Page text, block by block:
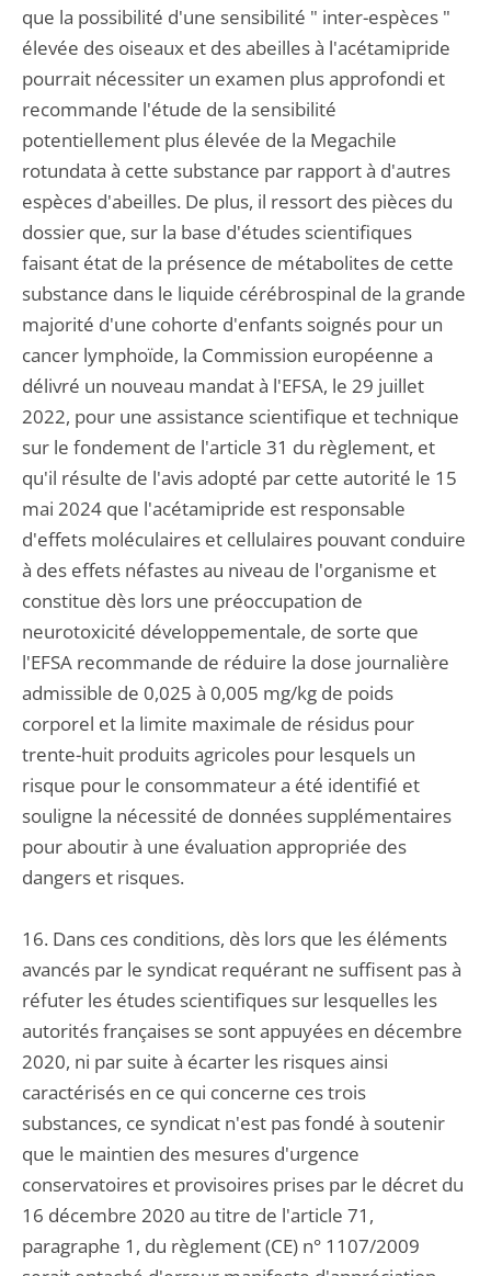
que la possibilité d'une sensibilité " inter-espèces "
élevée des oiseaux et des abeilles à l'acétamipride
pourrait nécessiter un examen plus approfondi et
recommande l'étude de la sensibilité
potentiellement plus élevée de la Megachile
rotundata à cette substance par rapport à d'autres
espèces d'abeilles. De plus, il ressort des pièces du
dossier que, sur la base d'études scientifiques
faisant état de la présence de métabolites de cette
substance dans le liquide cérébrospinal de la grande
majorité d'une cohorte d'enfants soignés pour un
cancer lymphoïde, la Commission européenne a
délivré un nouveau mandat à l'EFSA, le 29 juillet
2022, pour une assistance scientifique et technique
sur le fondement de l'article 31 du règlement, et
qu'il résulte de l'avis adopté par cette autorité le 15
mai 2024 que l'acétamipride est responsable
d'effets moléculaires et cellulaires pouvant conduire
à des effets néfastes au niveau de l'organisme et
constitue dès lors une préoccupation de
neurotoxicité développementale, de sorte que
l'EFSA recommande de réduire la dose journalière
admissible de 0,025 à 0,005 mg/kg de poids
corporel et la limite maximale de résidus pour
trente-huit produits agricoles pour lesquels un
risque pour le consommateur a été identifié et
souligne la nécessité de données supplémentaires
pour aboutir à une évaluation appropriée des
dangers et risques.
16. Dans ces conditions, dès lors que les éléments
avancés par le syndicat requérant ne suffisent pas à
réfuter les études scientifiques sur lesquelles les
autorités françaises se sont appuyées en décembre
2020, ni par suite à écarter les risques ainsi
caractérisés en ce qui concerne ces trois
substances, ce syndicat n'est pas fondé à soutenir
que le maintien des mesures d'urgence
conservatoires et provisoires prises par le décret du
16 décembre 2020 au titre de l'article 71,
paragraphe 1, du règlement (CE) n° 1107/2009